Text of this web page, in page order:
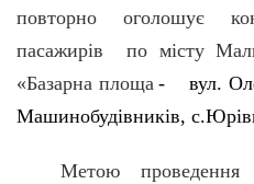
повторно оголошує
пасажирів по місту
«Базарна площа -
вул.
Машинобудівників,
Метою